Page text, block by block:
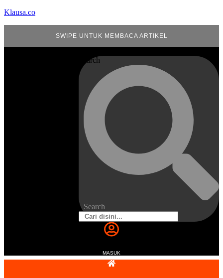
Klausa.co
SWIPE UNTUK MEMBACA ARTIKEL
Search
Search
MASUK